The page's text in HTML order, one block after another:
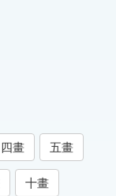
四畫 五畫
十畫